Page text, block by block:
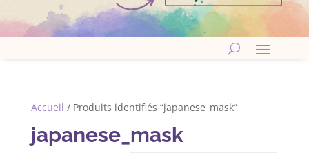
Accueil / Produits identifiés “japanese_mask”
japanese_mask